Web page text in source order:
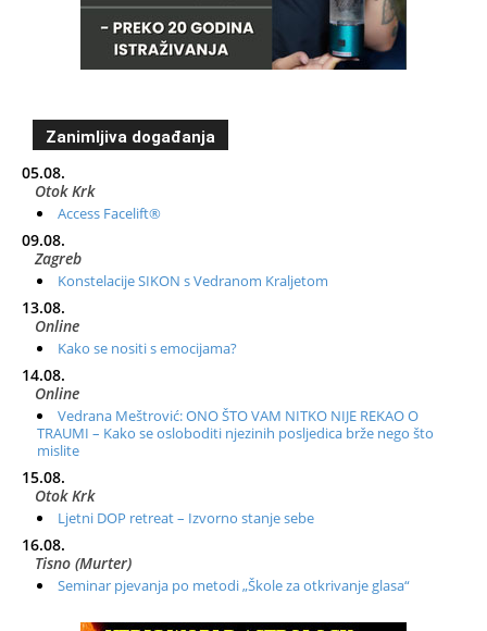
Zanimljiva događanja
05.08.
Otok Krk
Access Facelift®
09.08.
Zagreb
Konstelacije SIKON s Vedranom Kraljetom
13.08.
Online
Kako se nositi s emocijama?
14.08.
Online
Vedrana Meštrović: ONO ŠTO VAM NITKO NIJE REKAO O
TRAUMI – Kako se osloboditi njezinih posljedica brže nego što
mislite
15.08.
Otok Krk
Ljetni DOP retreat – Izvorno stanje sebe
16.08.
Tisno (Murter)
Seminar pjevanja po metodi „Škole za otkrivanje glasa“